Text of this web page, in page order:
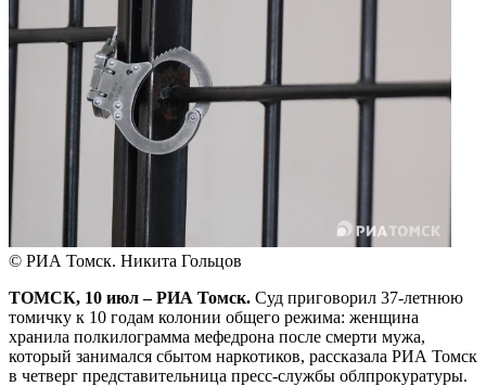
© РИА Томск. Никита Гольцов
ТОМСК, 10 июл – РИА Томск. Суд приговорил 37-летнюю
томичку к 10 годам колонии общего режима: женщина
хранила полкилограмма мефедрона после смерти мужа,
который занимался сбытом наркотиков, рассказала РИА Томск
в четверг представительница пресс-службы облпрокуратуры.